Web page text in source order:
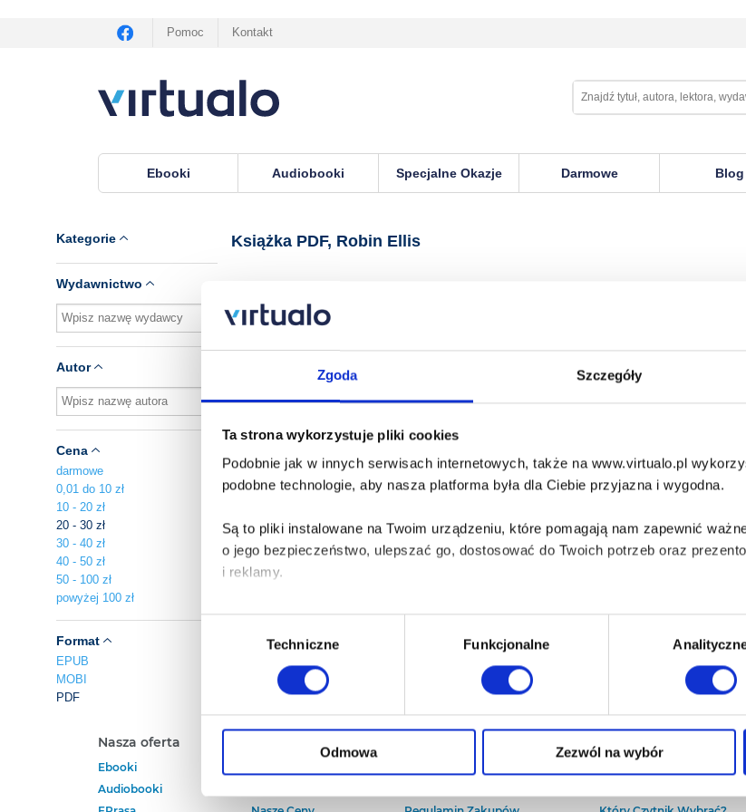
Zgoda Szczegóły
Ta strona wykorzystuje pliki cookies
Podobnie jak w innych serwisach internetowych, także na www.virtualo.pl
podobne technologie, aby nasza platforma była dla Ciebie przyjazna i wygodna.
Są to pliki instalowane na Twoim urządzeniu, które pomagają nam zapewnić
o jego bezpieczeństwo, ulepszać go, dostosować do Twoich potrzeb oraz
i reklamy.
Poza plikami, które są nam niezbędne do prawidłowego i bezpiecznego
Twojej zgody.
Każda udzielona zgoda poprawi Twoje doświadczenia jeśli jesteś naszym
Wybór
Techniczne Funkcjonalne
Odmowa Zezwól na wybór
Pomoc Kontakt
Ebooki Audiobooki Specjalne Okazje Darmowe Blog
Kategorie
Wydawnictwo
Autor
Cena
darmowe
0,01 do 10 zł
10 - 20 zł
20 - 30 zł
30 - 40 zł
40 - 50 zł
50 - 100 zł
powyżej 100 zł
Format
EPUB
MOBI
PDF
Książka PDF, Robin Ellis
Nasza oferta
Ebooki
Audiobooki
Baza wiedzy